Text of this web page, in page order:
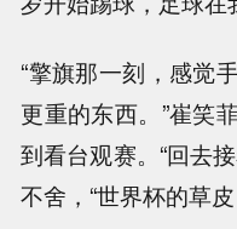
“擎旗那一刻，感觉
更重的东西。”崔笑
到看台观赛。“回去
不舍，“世界杯的草